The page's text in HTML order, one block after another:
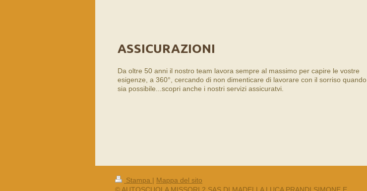
ASSICURAZIONI
Da oltre 50 anni il nostro team lavora sempre al massimo per capire le vostre
esigenze, a 360°, cercando di non dimenticare di lavorare con il sorriso quando
sia possibile...scopri anche i nostri servizi assicuratvi.
Stampa | Mappa del sito
© AUTOSCUOLA MISSORI 2 SAS DI MADELLA LUCA PRANDI SIMONE E